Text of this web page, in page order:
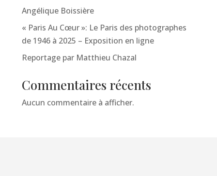
Angélique Boissière
« Paris Au Cœur »: Le Paris des photographes
de 1946 à 2025 – Exposition en ligne
Reportage par Matthieu Chazal
Commentaires récents
Aucun commentaire à afficher.